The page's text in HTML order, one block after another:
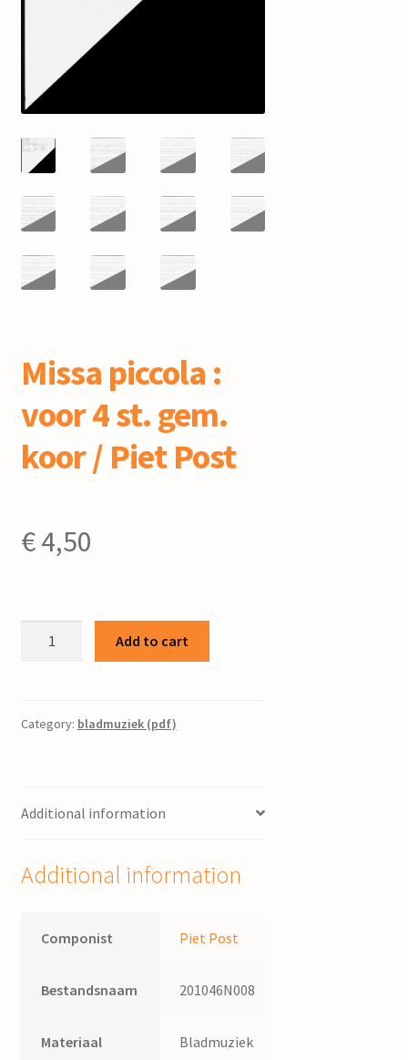
Missa piccola :
voor 4 st. gem.
koor / Piet Post
€4,50
4
/
quantity
Add to cart
Category: bladmuziek (pdf)
Additional information
Additional information
Componist Piet Post
Bestandsnaam 201046N008
Materiaal Bladmuziek